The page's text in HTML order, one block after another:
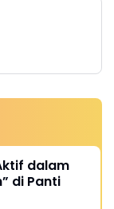
dalam
di Panti